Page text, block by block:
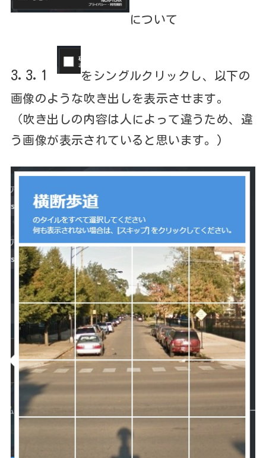
について
3.3.1
をシングルクリックし、以下の
画像のような吹き出しを表示させます。
（吹き出しの内容は人によって違うため、違
う画像が表示されていると思います。)